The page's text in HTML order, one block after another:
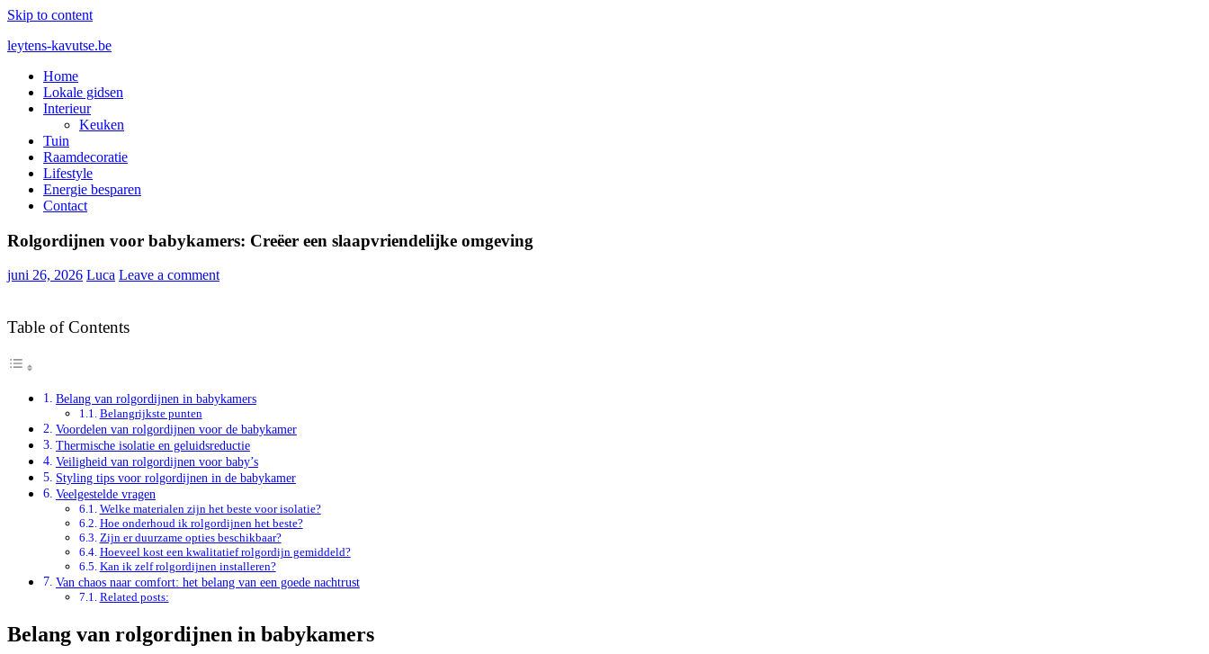
Skip to content
leytens-kavutse.be
Blog interieurstyling: Hoe je kleur en textuur combineert
Home
Lokale gidsen
Interieur
Keuken
Tuin
Raamdecoratie
Lifestyle
Energie besparen
Contact
Rolgordijnen voor babykamers: Creëer een slaapvriendelijke omgeving
juni 26, 2026 Luca Leave a comment
Table of Contents
Belang van rolgordijnen in babykamers
Belangrijkste punten
Voordelen van rolgordijnen voor de babykamer
Thermische isolatie en geluidsreductie
Veiligheid van rolgordijnen voor baby’s
Styling tips voor rolgordijnen in de babykamer
Veelgestelde vragen
Welke materialen zijn het beste voor isolatie?
Hoe onderhoud ik rolgordijnen het beste?
Zijn er duurzame opties beschikbaar?
Hoeveel kost een kwalitatief rolgordijn gemiddeld?
Kan ik zelf rolgordijnen installeren?
Van chaos naar comfort: het belang van een goede nachtrust
Related posts:
Belang van rolgordijnen in babykamers